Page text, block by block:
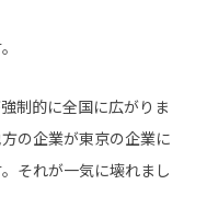
制的に全国に広がりま
の企業が東京の企業に
それが一気に壊れまし